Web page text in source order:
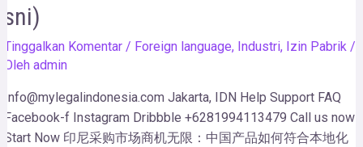
sni)
Tinggalkan Komentar / Foreign language, Industri, Izin Pabrik/
Oleh admin
Info@mylegalindonesia.com Jakarta, IDN Help Support FAQ
Facebook-f Instagram Dribbble +6281994113479 Call us now!
Start Now 印尼采购市场商机无限：中国产品如何符合本地化